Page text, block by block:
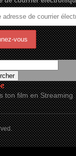
ton film en Streaming